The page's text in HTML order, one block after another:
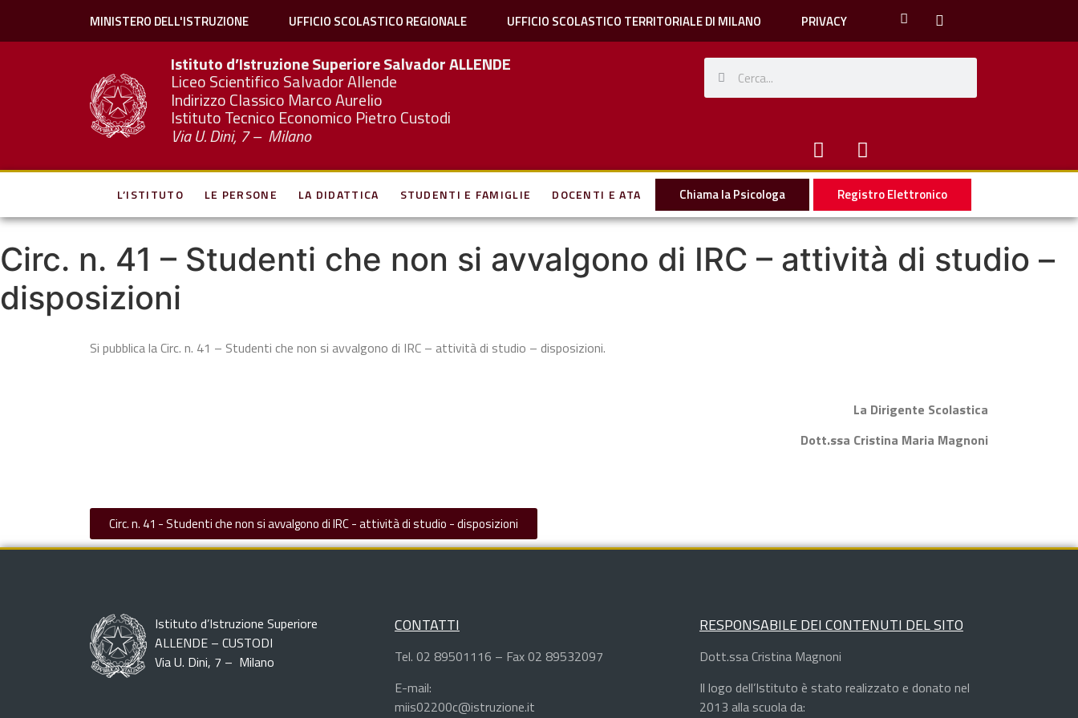
MINISTERO DELL'ISTRUZIONE UFFICIO SCOLASTICO REGIONALE UFFICIO SCOLASTICO TERRITORIALE DI MILANO PRIVACY
Istituto d’Istruzione Superiore SalvadorALLENDE
Liceo Scientifico Salvador Allende
Indirizzo Classico Marco Aurelio
Istituto Tecnico Economico Pietro Custodi
Via U. Dini, 7 – Milano
L’ISTITUTO LE PERSONE LA DIDATTICA STUDENTI E FAMIGLIE DOCENTI E ATA Chiama la Psicologa Registro Elettronico
Circ. n. 41 – Studenti che non si avvalgono di IRC – attività di studio –
disposizioni
Si pubblica la Circ. n. 41 – Studenti che non si avvalgono di IRC – attività di studio – disposizioni.
La Dirigente Scolastica
Dott.ssa Cristina Maria Magnoni
Circ. n. 41 - Studenti che non si avvalgono di IRC - attività di studio - disposizioni
Istituto d’Istruzione Superiore
ALLENDE – CUSTODI
Via U. Dini, 7 – Milano
CONTATTI
Tel. 02 89501116 – Fax 02 89532097
E-mail:
miis02200c@istruzione.it
RESPONSABILE DEI CONTENUTI DEL SITO
Dott.ssa Cristina Magnoni
Il logo dell’Istituto è stato realizzato e donato nel
2013 alla scuola da: